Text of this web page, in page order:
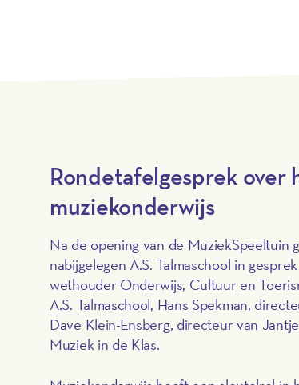
Rondetafelgesprek over
muziekonderwijs
Na de opening van de MuziekSpeeltuin
nabijgelegen A.S. Talmaschool in
wethouder Onderwijs, Cultuur en
A.S. Talmaschool, Hans Spekman,
Dave Klein-Ensberg, directeur van
Muziek in de Klas.